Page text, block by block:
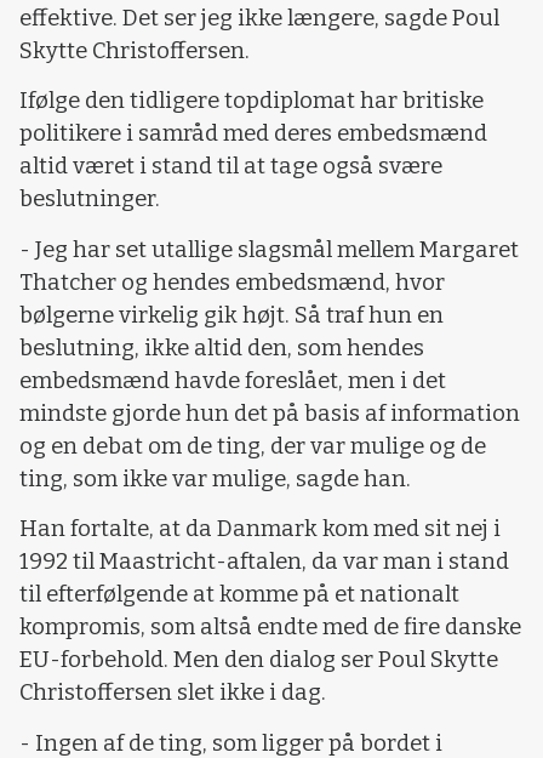
effektive. Det ser jeg ikke længere, sagde Poul
Skytte Christoffersen.
Ifølge den tidligere topdiplomat har britiske
politikere i samråd med deres embedsmænd
altid været i stand til at tage også svære
beslutninger.
- Jeg har set utallige slagsmål mellem Margaret
Thatcher og hendes embedsmænd, hvor
bølgerne virkelig gik højt. Så traf hun en
beslutning, ikke altid den, som hendes
embedsmænd havde foreslået, men i det
mindste gjorde hun det på basis af information
og en debat om de ting, der var mulige og de
ting, som ikke var mulige, sagde han.
Han fortalte, at da Danmark kom med sit nej i
1992 til Maastricht-aftalen, da var man i stand
til efterfølgende at komme på et nationalt
kompromis, som altså endte med de fire danske
EU-forbehold. Men den dialog ser Poul Skytte
Christoffersen slet ikke i dag.
- Ingen af de ting, som ligger på bordet i